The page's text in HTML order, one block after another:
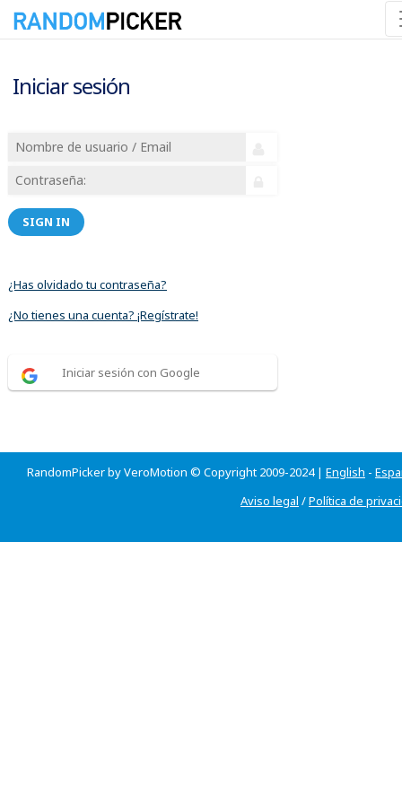
Iniciar sesión
SIGN IN
¿Has olvidado tu contraseña?
¿No tienes una cuenta? ¡Regístrate!
Iniciar sesión con Google
RandomPicker by VeroMotion © Copyright 2009-2024 | English -
Aviso legal /Política de